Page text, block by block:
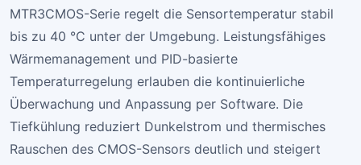
MTR3CMOS-Serie regelt die Sensortemperatur stabil
bis zu 40 °C unter der Umgebung. Leistungsfähiges
Wärmemanagement und PID-basierte
Temperaturregelung erlauben die kontinuierliche
Überwachung und Anpassung per Software. Die
Tiefkühlung reduziert Dunkelstrom und thermisches
Rauschen des CMOS-Sensors deutlich und steigert